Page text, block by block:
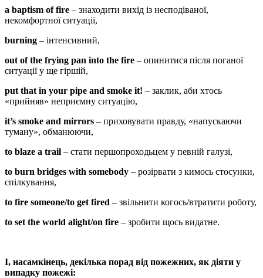
a baptism of fire – знаходити вихід із несподіваної,
некомфортної ситуації,
burning – інтенсивний,
out of the frying pan into the fire – опинитися після поганої
ситуації у ще гіршій,
put that in your pipe and smoke it! – заклик, аби хтось
«прийняв» неприємну ситуацію,
it’s smoke and mirrors – приховувати правду, «напускаючи
туману», обманюючи,
to blaze a trail – стати першопроходьцем у певній галузі,
to burn bridges with somebody – розірвати з кимось стосунки,
спілкування,
to fire someone/to get fired – звільнити когось/втратити роботу,
to set the world alight/on fire – зробити щось видатне.
І, насамкінець, декілька порад від пожежних, як діяти у
випадку пожежі: